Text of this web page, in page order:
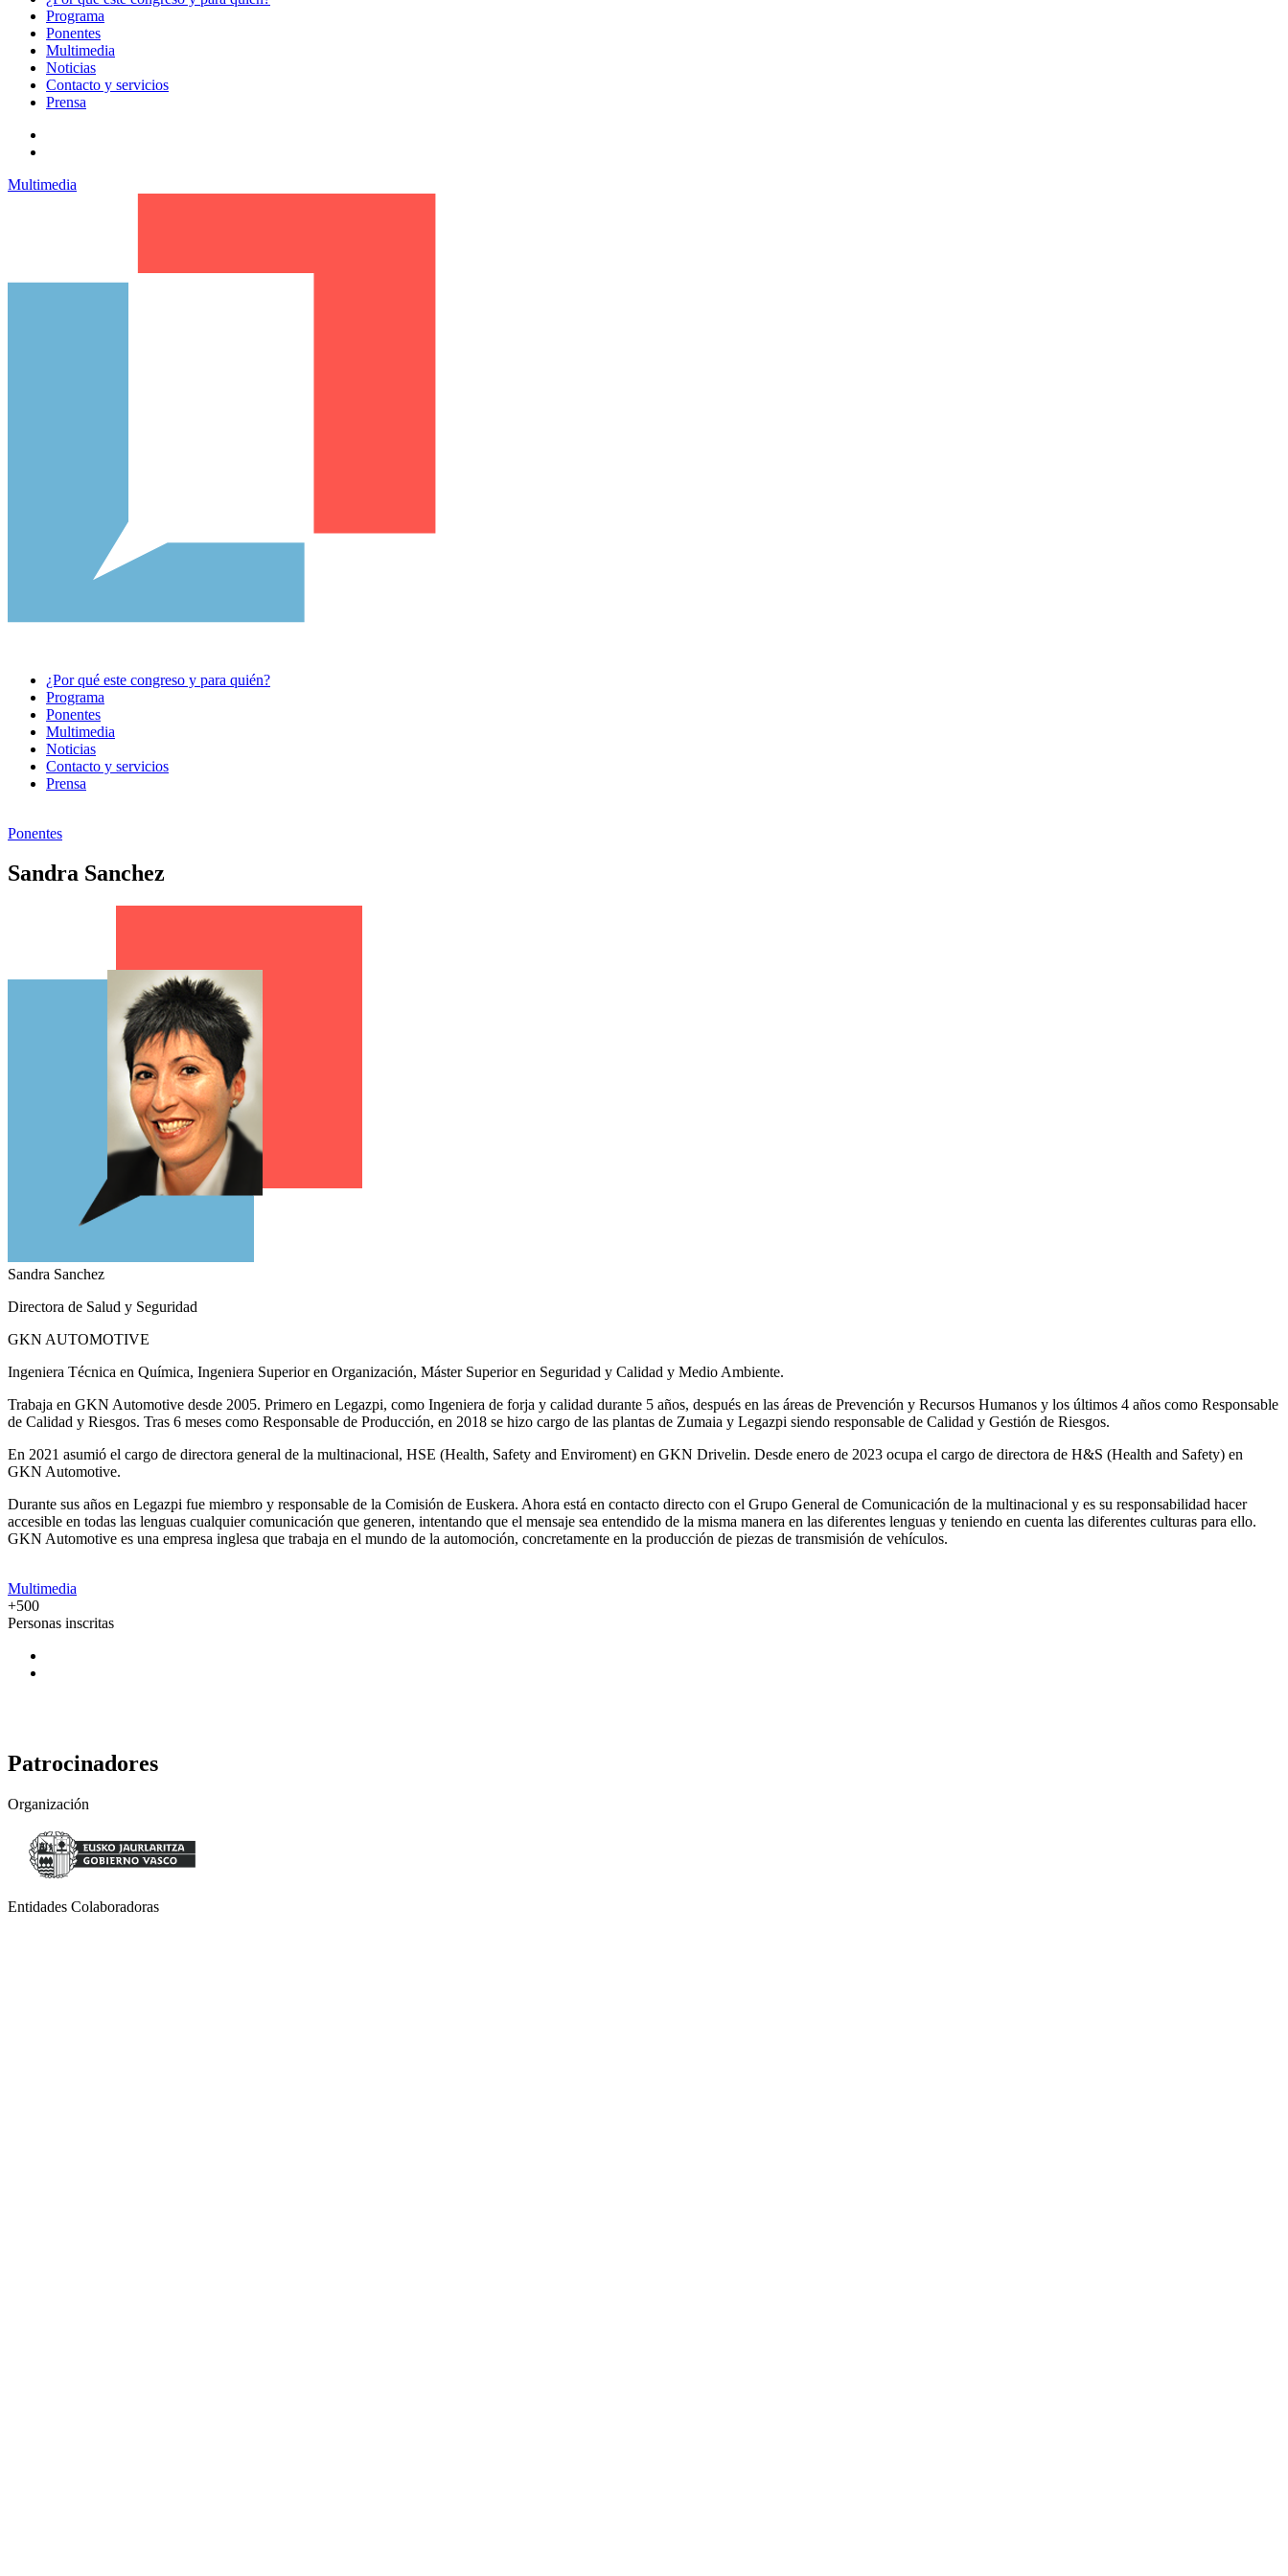
Programa
Ponentes
Multimedia
Noticias
Contacto y servicios
Prensa
Multimedia
¿Por qué este congreso y para quién?
Programa
Ponentes
Multimedia
Noticias
Contacto y servicios
Prensa
Ponentes
Sandra Sanchez
Sandra Sanchez
Directora de Salud y Seguridad
GKN AUTOMOTIVE
Ingeniera Técnica en Química, Ingeniera Superior en Organización, Máster Superior en Seguridad y Calidad y Medio Ambiente.
Trabaja en GKN Automotive desde 2005. Primero en Legazpi, como Ingeniera de forja y calidad durante 5 años, después en las áreas de Prevención y Recursos Humanos y los últimos 4 años como Responsable
de Calidad y Riesgos. Tras 6 meses como Responsable de Producción, en 2018 se hizo cargo de las plantas de Zumaia y Legazpi siendo responsable de Calidad y Gestión de Riesgos.
En 2021 asumió el cargo de directora general de la multinacional, HSE (Health, Safety and Enviroment) en GKN Drivelin. Desde enero de 2023 ocupa el cargo de directora de H&S (Health and Safety) en
GKN Automotive.
Durante sus años en Legazpi fue miembro y responsable de la Comisión de Euskera. Ahora está en contacto directo con el Grupo General de Comunicación de la multinacional y es su responsabilidad hacer
accesible en todas las lenguas cualquier comunicación que generen, intentando que el mensaje sea entendido de la misma manera en las diferentes lenguas y teniendo en cuenta las diferentes culturas para ello.
GKN Automotive es una empresa inglesa que trabaja en el mundo de la automoción, concretamente en la producción de piezas de transmisión de vehículos.
Multimedia
+500
Personas inscritas
Patrocinadores
Organización
Entidades Colaboradoras